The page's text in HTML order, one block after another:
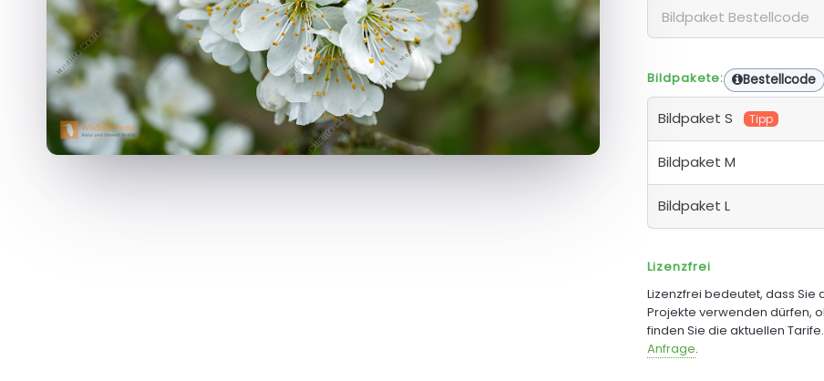
Bildpakete: Bestellcode
Bildpaket S Tipp
Bildpaket M
Bildpaket L
Lizenzfrei
Lizenzfrei bedeutet, dass
Projekte verwenden dürfen,
finden Sie die aktuellen
Anfrage.